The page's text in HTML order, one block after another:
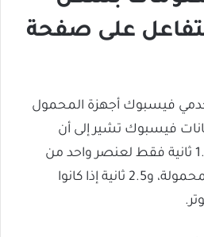
على صفحة
مستخدمي فيسبوك أجهزة المحمول
فيسبوك تشير إلى أن
المتصفحين يخصصون 1.7 ثانية فقط لعنصر واحد من
المحتوى على هواتفهم المحمولة، و2.5 ثانية إذا كانوا